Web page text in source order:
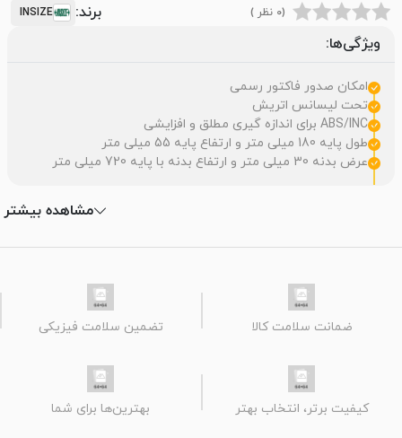
(0 نظر ) برند: INSIZE
ویژگی‌ها:
امکان صدور فاکتور رسمی
تحت لیسانس اتریش
ABS/INC برای اندازه گیری مطلق و افزایشی
طول پایه 180 میلی متر و ارتفاع پایه 55 میلی متر
عرض بدنه 30 میلی متر و ارتفاع بدنه با پایه 720 میلی متر
مشاهده بیشتر
ضمانت سلامت کالا تضمین سلامت فیزیکی
کیفیت برتر، انتخاب بهتر بهترین‌ها برای شما